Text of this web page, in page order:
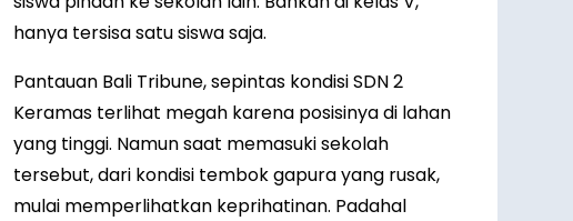
hanya tersisa satu siswa saja.
Pantauan Bali Tribune, sepintas kondisi SDN 2
Keramas terlihat megah karena posisinya di lahan
yang tinggi. Namun saat memasuki sekolah
tersebut, dari kondisi tembok gapura yang rusak,
mulai memperlihatkan keprihatinan. Padahal